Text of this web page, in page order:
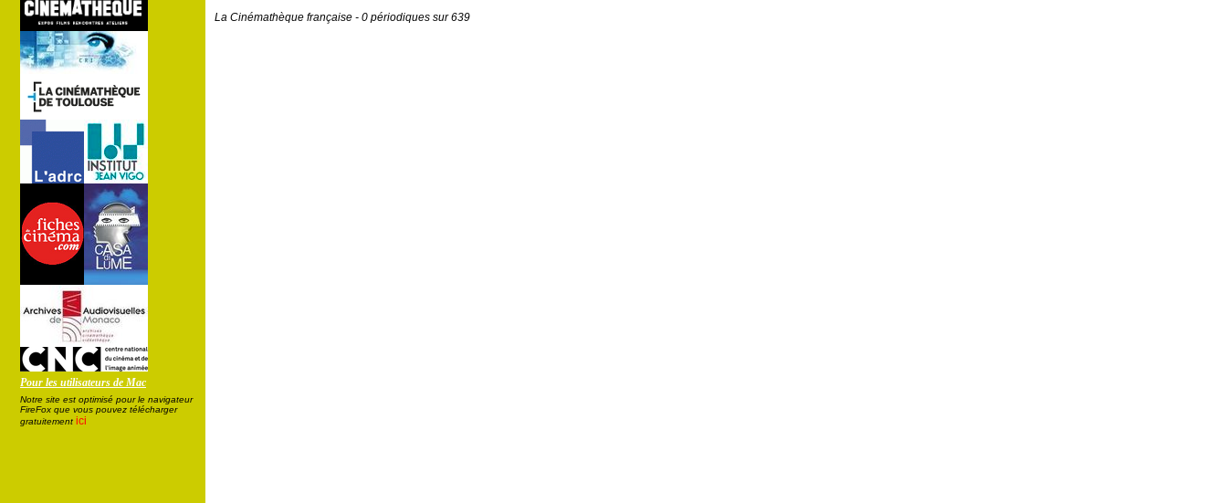
Pour les utilisateurs de Mac
Notre site est optimisé pour le navigateur
FireFox que vous pouvez télécharger
gratuitement ici
La Cinémathèque française - 0 périodiques sur 639